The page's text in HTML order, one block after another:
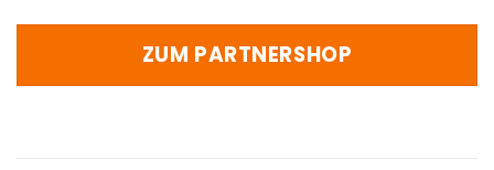
ZUM PARTNERSHOP